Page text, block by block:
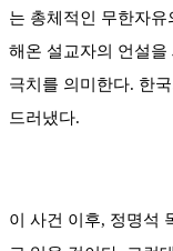
는 총체적인 무한자
해온 설교자의 언설을
극치를 의미한다. 한
드러냈다.
이 사건 이후, 정명석